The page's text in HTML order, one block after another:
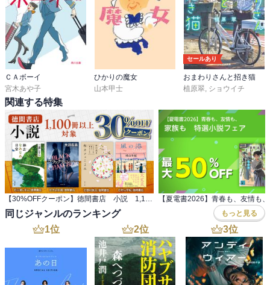
ＣＡボーイ
宮木あや子
ひかりの魔女
山本甲士
セールあり
おまわりさんと招き猫
植原翠, ショウイチ
関連する特集
【30%OFFクーポン】徳間書店 小説 1,100冊以上対象
同じジャンルのランキング もっと見る
1位 2位 3位